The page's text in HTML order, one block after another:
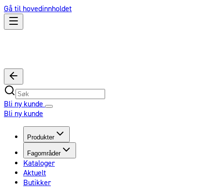
Gå til hovedinnholdet
Bli ny kunde
Bli ny kunde
Produkter
Fagområder
Kataloger
Aktuelt
Butikker